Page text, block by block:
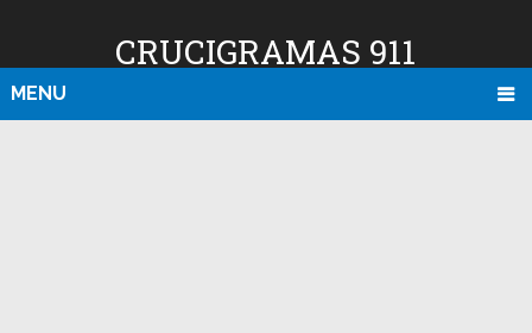
CRUCIGRAMAS 911
MENU